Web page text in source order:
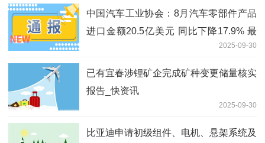
中国汽车工业协会：8月汽车零部件产品
进口金额20.5亿美元 同比下降17.9% 最
2025-09-30
已有宜春涉锂矿企完成矿种变更储量核实
报告_快资讯
2025-09-30
比亚迪申请初级组件、电机、悬架系统及